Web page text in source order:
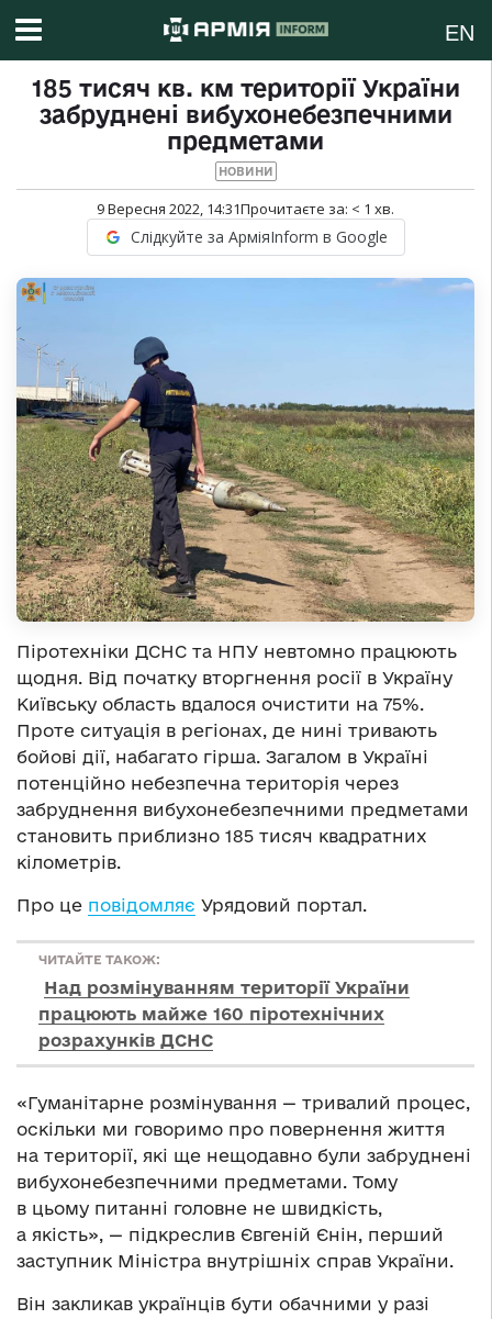
EN
185 тисяч кв. км території України
забруднені вибухонебезпечними
предметами
НОВИНИ
9 Вересня 2022, 14:31Прочитаєте за: < 1 хв.
Слідкуйте за АрміяInform в Google
Піротехніки ДСНС та НПУ невтомно працюють
щодня. Від початку вторгнення росії в Україну
Київську область вдалося очистити на 75%.
Проте ситуація в регіонах, де нині тривають
бойові дії, набагато гірша. Загалом в Україні
потенційно небезпечна територія через
забруднення вибухонебезпечними предметами
становить приблизно 185 тисяч квадратних
кілометрів.
Про це повідомляє Урядовий портал.
ЧИТАЙТЕ ТАКОЖ:
Над розмінуванням території України
працюють майже 160 піротехнічних
розрахунків ДСНС
«Гуманітарне розмінування — тривалий процес,
оскільки ми говоримо про повернення життя
на території, які ще нещодавно були забруднені
вибухонебезпечними предметами. Тому
в цьому питанні головне не швидкість,
а якість», — підкреслив Євгеній Єнін, перший
заступник Міністра внутрішніх справ України.
Він закликав українців бути обачними у разі